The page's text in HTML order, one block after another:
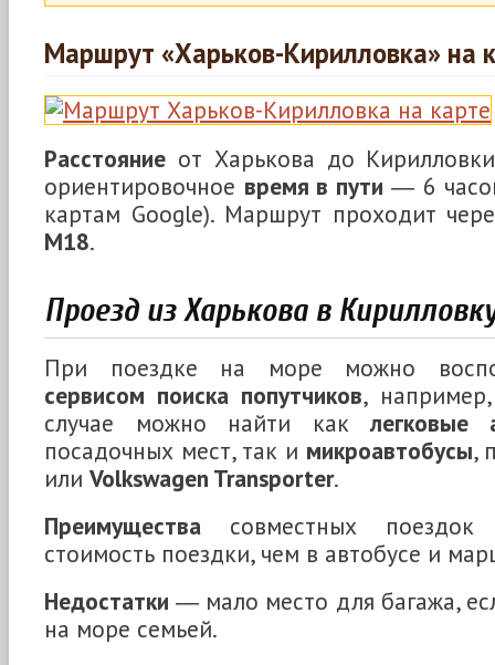
Маршрут «Харьков-Кирилловка» на
Расстояние от Харькова до
ориентировочное время в пути ― 6
картам Google). Маршрут проходит
М18.
Проезд из Харькова в
При поездке на море можно
сервисом поиска попутчиков,
случае можно найти каклегковые
посадочных мест, так и микроавтобусы,
или Volkswagen Transporter.
Преимущества совместных
стоимость поездки, чем в автобусе и
Недостатки ― мало место для багажа,
на море семьей.